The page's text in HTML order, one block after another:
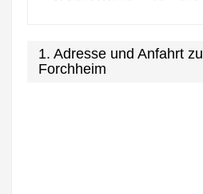
1. Adresse und Anfahrt
Forchheim